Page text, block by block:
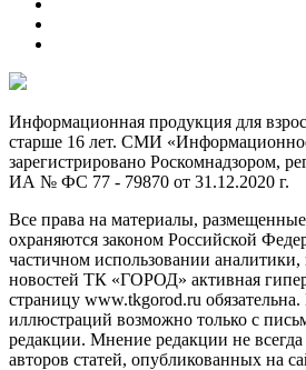
Информационная продукция для
старше 16 лет. СМИ
зарегистрировано Роскомнадзором,
ИА № ФС 77 - 79870 от 31.12.2020 г.
Все права на материалы,
охраняются законом Российской
частичном использовании
новостей ТК «ГОРОД» активная
страницу www.tkgorod.ru
иллюстраций возможно только с
редакции. Мнение редакции не
авторов статей, опубликованных на